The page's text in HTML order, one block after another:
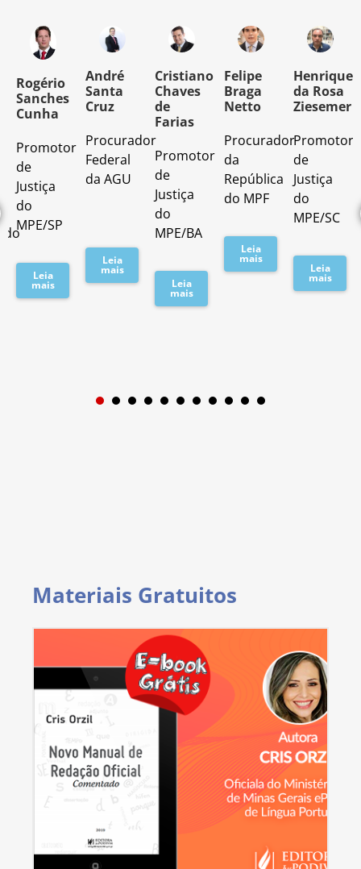
Rogério
Sanches
Cunha
Promotor
de
Justiça
do
MPE/SP
Leia
mais
André
Santa
Cruz
Procurador
Federal
da AGU
Leia
mais
Cristiano
Chaves
de
Farias
Promotor
de
Justiça
do
MPE/BA
Leia
mais
Felipe
Braga
Netto
Procurador
da
República
do MPF
Leia
mais
Henrique
da Rosa
Ziesemer
Promotor
de
Justiça
do
MPE/SC
Leia
mais
1 2 3
Materiais Gratuitos